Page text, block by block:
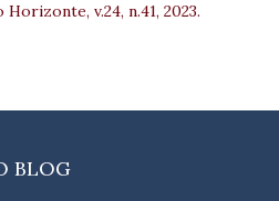
v.24, n.41, 2023.
BLOG